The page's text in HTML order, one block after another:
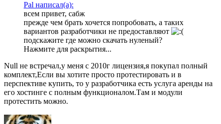
Pal написал(а):
всем привет, сабж
прежде чем брать хочется попробовать, а таких
вариантов разработчики не предоставляют
подскажите где можно скачать нуленый?
Нажмите для раскрытия...
Null не встречал,у меня с 2010г лицензия,я покупал полный
комплект,Если вы хотите просто протестировать и в
перспективе купить, то у разработчика есть услуга аренды на
его хостинге с полным функционалом.Там и модули
протестить можно.